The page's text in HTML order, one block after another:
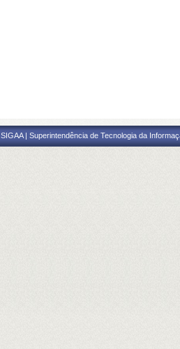
SIGAA | Superintendência de Tecnologia da